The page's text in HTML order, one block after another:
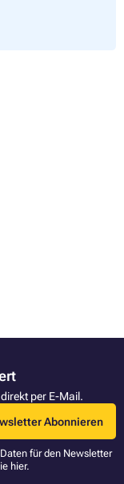
per E-Mail.
Abonnieren
für den Newsletter
hier.